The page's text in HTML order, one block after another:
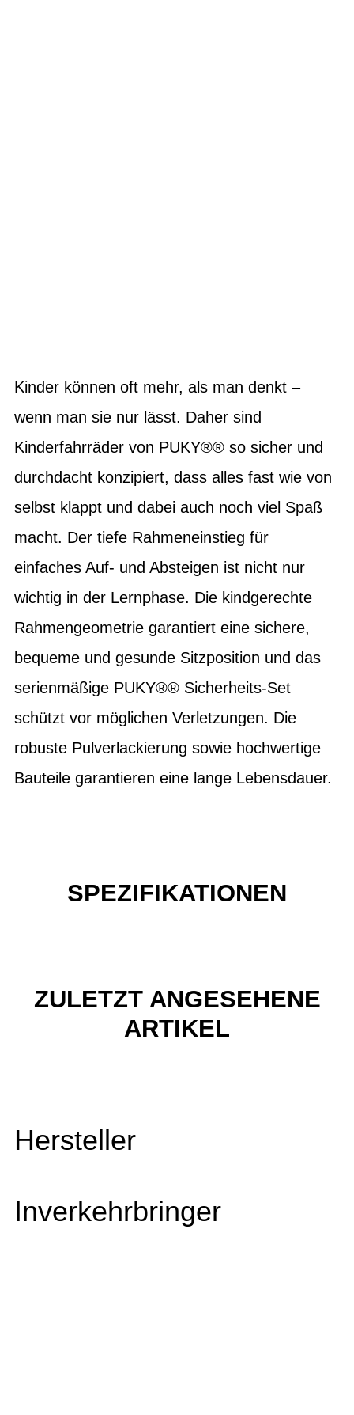
Kinder können oft mehr, als man denkt –
wenn man sie nur lässt. Daher sind
Kinderfahrräder von PUKY®® so sicher und
durchdacht konzipiert, dass alles fast wie von
selbst klappt und dabei auch noch viel Spaß
macht. Der tiefe Rahmeneinstieg für
einfaches Auf- und Absteigen ist nicht nur
wichtig in der Lernphase. Die kindgerechte
Rahmengeometrie garantiert eine sichere,
bequeme und gesunde Sitzposition und das
serienmäßige PUKY®® Sicherheits-Set
schützt vor möglichen Verletzungen. Die
robuste Pulverlackierung sowie hochwertige
Bauteile garantieren eine lange Lebensdauer.
SPEZIFIKATIONEN
ZULETZT ANGESEHENE
ARTIKEL
Hersteller
Inverkehrbringer